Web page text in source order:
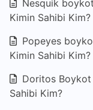
Nesquik
Kimin Sahibi Kim?
Popeyes
Kimin Sahibi Kim?
Doritos
Sahibi Kim?